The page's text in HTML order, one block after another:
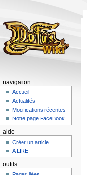
navigation
Accueil
Actualités
Modifications récentes
Notre page FaceBook
aide
Créer un article
A LIRE
outils